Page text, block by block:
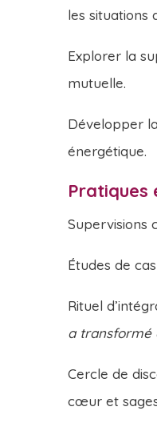
les situations
Explorer la
mutuelle.
Développer
énergétique.
Pratiques
Supervisions
Études de
Rituel
a transformé
Cercle de
cœur et